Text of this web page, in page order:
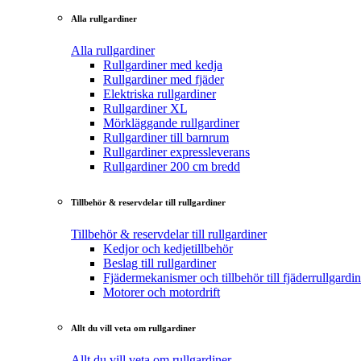
Alla rullgardiner
Alla rullgardiner
Rullgardiner med kedja
Rullgardiner med fjäder
Elektriska rullgardiner
Rullgardiner XL
Mörkläggande rullgardiner
Rullgardiner till barnrum
Rullgardiner expressleverans
Rullgardiner 200 cm bredd
Tillbehör & reservdelar till rullgardiner
Tillbehör & reservdelar till rullgardiner
Kedjor och kedjetillbehör
Beslag till rullgardiner
Fjädermekanismer och tillbehör till
Motorer och motordrift
Allt du vill veta om rullgardiner